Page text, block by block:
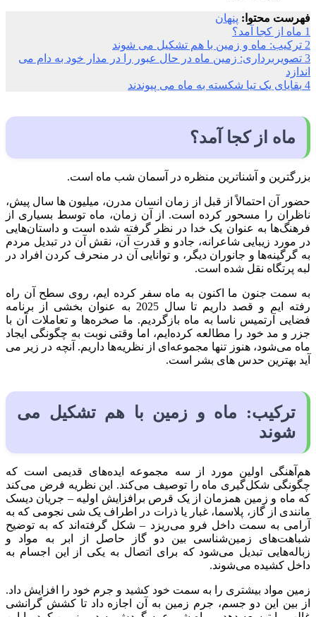
فهرست محتوا: پنهان
1 ماه از کجا آمد؟
2 ترکیب: ماه و زمین با هم تشکیل می شوند
3 تصویربرداری: زمین ماه در حال عبور را در مدار خود به دام می
اندازد
4 بقایای یک تیا شکسته به ماه می پیوندند
ماه از کجا آمد؟
بزرگترین و آشناترین منظره در آسمان شب ماه است.
حضور آن احتمالاً از قبل از زمان انسان مدرن، میلیون ها سال پیش،
ناظران را مسحور کرده است. از آن زمان، ماه توسط بسیاری از
فرهنگ‌ها به عنوان یک خدا در نظر گرفته شده است و داستان‌هایی
در مورد زیبایی شاعرانه، جادو و قدرت آن، نقش آن در تبدیل مردم
به گرگینه‌ها و جانوران دیگر، و توانایی آن در منحرف کردن افراد در
لبه پرتگاه نقل شده است.
به سمت جنون ما اکنون به ماه سفر کرده ایم، روی سطح آن راه
رفته ایم و قصد داریم تا سال 2025 به عنوان بخشی از برنامه
فضایی آرتمیس ناسا به ماه بازگردیم. ما صخره‌ها و تعاملات آن با
جزر و مد خود را مطالعه کرده‌ایم، اما وقتی نوبت به چگونگی ایجاد
ماه می‌شود، هنوز تنها مجموعه‌ای از نظریه‌ها داریم. آنچه در زیر می
آید بهترین حدس های بشر است.
ترکیب: ماه و زمین با هم تشکیل می
شوند
هم‌آهنگی اولین مورد از سه مجموعه ایده‌های قدیمی است که
چگونگی شکل‌گیری ماه را توصیف می‌کند. این نظریه فرض می‌کند
که ماه و زمین همزمان از یک قرص برافزایش اولیه – جریان دیسک
مانندی از گاز، پلاسما، غبار یا ذرات در اطراف یک شی نجومی که به
آرامی به سمت داخل فرو می‌ریزد – شکل گرفته‌اند که به توضیح
شباهت‌های زمین‌شناسی بین دو گاز حاصل از ابر به مواد و
زباله‌هایی تبدیل می‌شود که برای اتصال به یکی از این اجسام به
داخل کشیده می‌شوند.
زمین مواد بیشتری را به سمت خود کشید و جرم خود را افزایش داد.
از بین این دو جسم، جرم زمین به آن اجازه داد تا کشش گرانشی